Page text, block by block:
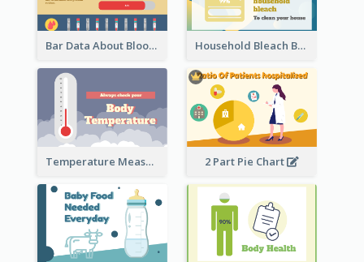
Bar Data About Blood Donation Household Bleach Bottle
Temperature Measurement 2 Part Pie Chart